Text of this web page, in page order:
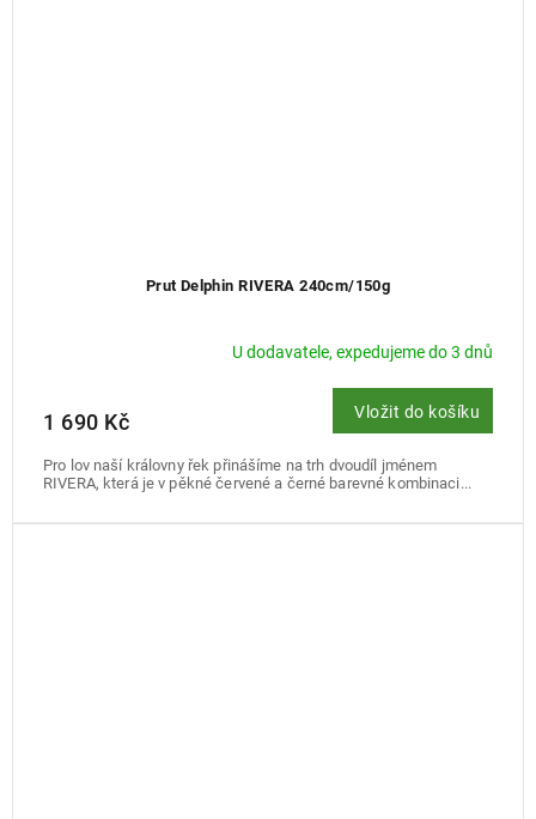
Prut Delphin RIVERA 240cm/150g
U dodavatele, expedujeme do 3 dnů
1 690 Kč Vložit do košíku
Pro lov naší královny řek přinášíme na trh dvoudíl jménem
RIVERA, která je v pěkné červené a černé barevné kombinaci...